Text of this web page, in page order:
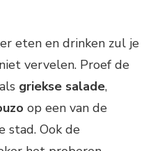
eten en drinken zul je
vervelen. Proef de
griekse salade,
op een van de
stad. Ook de